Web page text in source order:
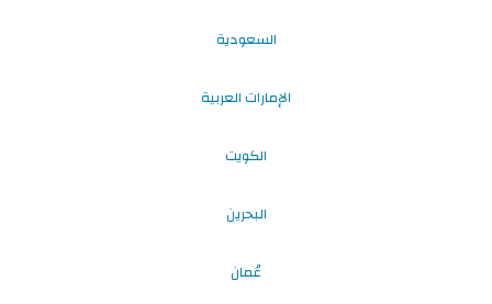
السعودية
الإمارات العربية
الكويت
البحرين
عُمان